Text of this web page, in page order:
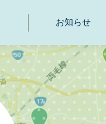
お知らせ